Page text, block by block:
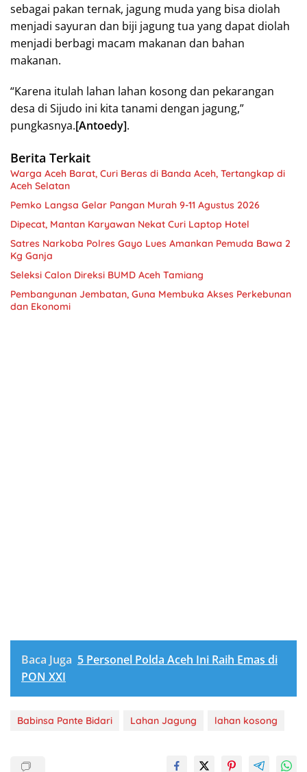
sebagai pakan ternak, jagung muda yang bisa diolah
menjadi sayuran dan biji jagung tua yang dapat diolah
menjadi berbagi macam makanan dan bahan
makanan.
“Karena itulah lahan lahan kosong dan pekarangan
desa di Sijudo ini kita tanami dengan jagung,”
pungkasnya.[Antoedy].
Berita Terkait
Warga Aceh Barat, Curi Beras di Banda Aceh, Tertangkap di
Aceh Selatan
Pemko Langsa Gelar Pangan Murah 9-11 Agustus 2026
Dipecat, Mantan Karyawan Nekat Curi Laptop Hotel
Satres Narkoba Polres Gayo Lues Amankan Pemuda Bawa 2
Kg Ganja
Seleksi Calon Direksi BUMD Aceh Tamiang
Pembangunan Jembatan, Guna Membuka Akses Perkebunan
dan Ekonomi
Baca Juga 5 Personel Polda Aceh Ini Raih Emas di
PON XXI
Babinsa Pante Bidari Lahan Jagung lahan kosong